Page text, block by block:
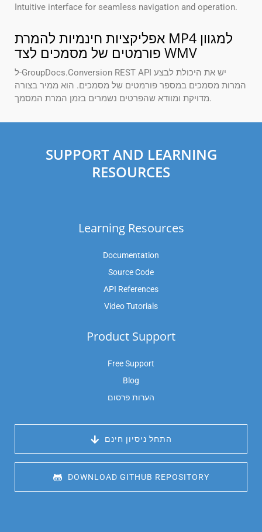
Intuitive interface for seamless navigation and operation.
אפליקציות חינמיות להמרת MP4 למגוון
פורמטים של מסמכים לצד WMV
ל-GroupDocs.Conversion REST API יש את היכולת לבצע
המרות מסמכים במספר פורמטים של מסמכים. הוא ממיר בצורה
מדויקת ומוודא שהפרטים נשמרים בזמן המרת המסמך.
SUPPORT AND LEARNING
RESOURCES
Learning Resources
Documentation
Source Code
API References
Video Tutorials
Product Support
Free Support
Blog
הערות פרסום
התחל ניסיון חינם
DOWNLOAD GITHUB REPOSITORY